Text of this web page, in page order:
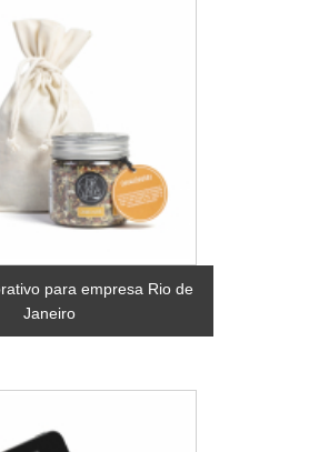
para empresa Rio de
Janeiro